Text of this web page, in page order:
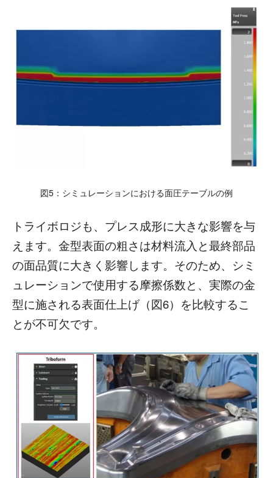
図5：シミュレーションにおける面圧テーブルの例
トライボロジも、プレス成形に大きな影響を与
えます。金型表面の粗さは材料流入と最終部品
の面品質に大きく影響します。そのため、シミ
ュレーションで使用する摩擦係数と、実際の金
型に施される表面仕上げ（図6）を比較するこ
とが不可欠です。